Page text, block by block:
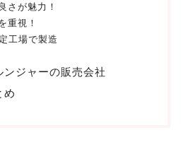
さが魅力！
重視！
工場で製造
ンジャーの販売会社
め